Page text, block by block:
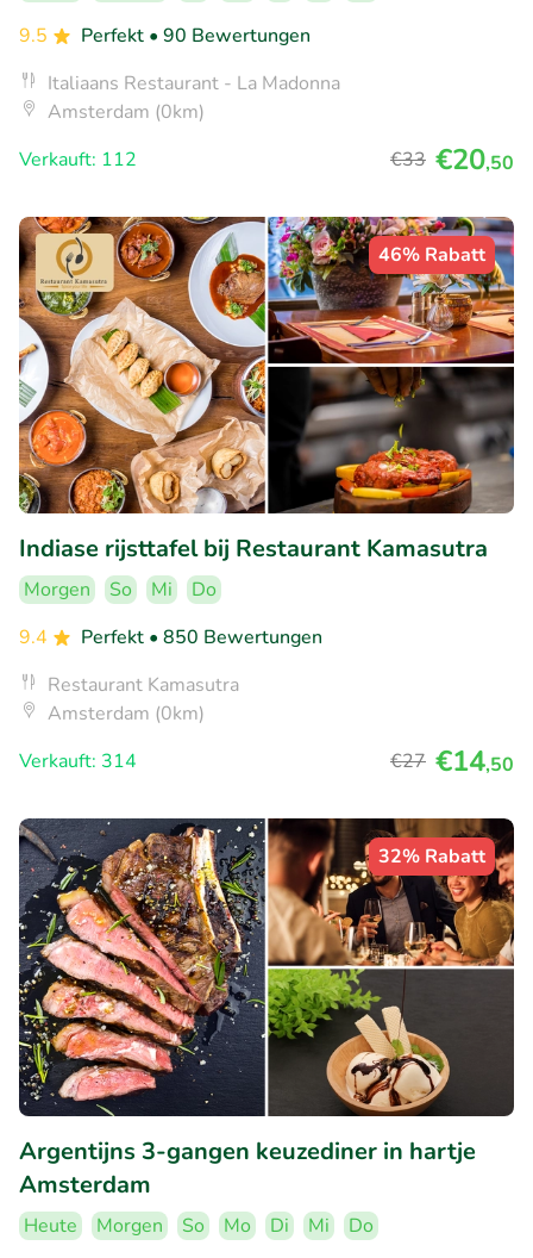
9.5
Perfekt • 90 Bewertungen
Italiaans Restaurant - La Madonna
Amsterdam (0km)
Verkauft: 112
€33 €20,50
46% Rabatt
Indiase rijsttafel bij Restaurant Kamasutra
Morgen So Mi
Do
9.4
Perfekt • 850 Bewertungen
Restaurant Kamasutra
Amsterdam (0km)
Verkauft: 314
€27 €14,50
32% Rabatt
Argentijns 3-gangen keuzediner in hartje
Amsterdam
Heute Morgen So Mo Di Mi
Do